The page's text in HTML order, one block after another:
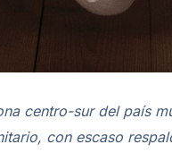
centro-sur del país
con escaso